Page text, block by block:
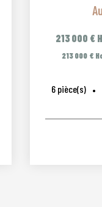
213 000 €
213 000 €
6 pièce(s)